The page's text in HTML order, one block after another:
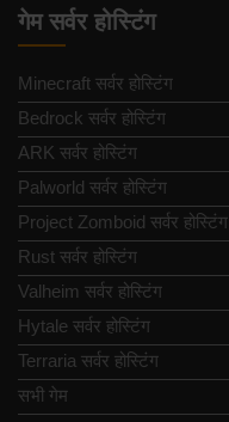
गेम सर्वर होस्टिंग
Minecraft सर्वर होस्टिंग
Bedrock सर्वर होस्टिंग
ARK सर्वर होस्टिंग
Palworld सर्वर होस्टिंग
Project Zomboid सर्वर होस्टिंग
Rust सर्वर होस्टिंग
Valheim सर्वर होस्टिंग
Hytale सर्वर होस्टिंग
Terraria सर्वर होस्टिंग
सभी गेम